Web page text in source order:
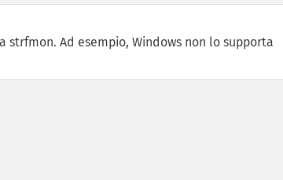
strfmon. Ad esempio, Windows non lo supporta